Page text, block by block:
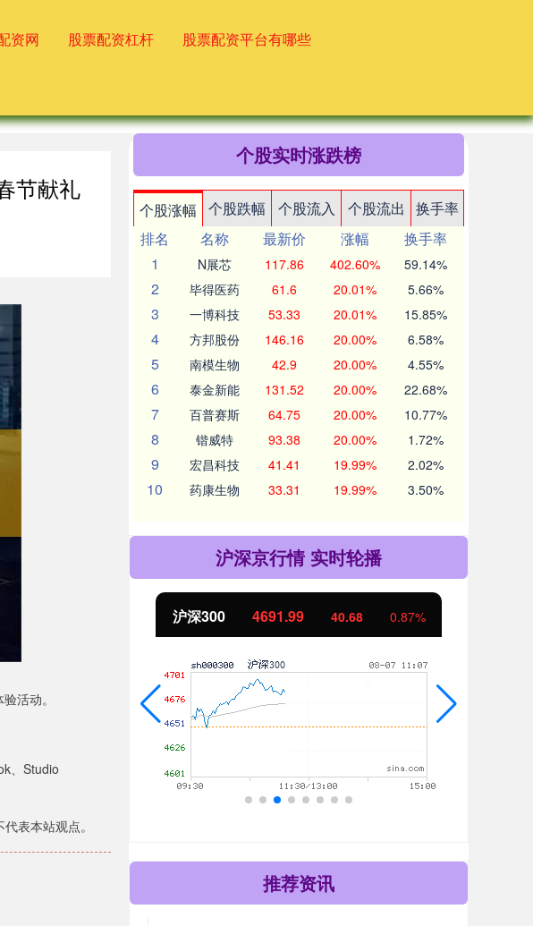
资网 股票配资杠杆 股票配资平台有哪些
节献礼
活动。
、Studio
表本站观点。
个股实时涨跌榜
个股涨幅 个股跌幅 个股流入 个股流出
换手率
排名
名称 最新价 涨幅
换手率
1
N展芯 117.86 402.60% 59.14%
2 毕得医药 61.6 20.01% 5.66%
3 一博科技 53.33 20.01% 15.85%
4 方邦股份 146.16 20.00% 6.58%
5 南模生物 42.9 20.00% 4.55%
6 泰金新能 131.52 20.00% 22.68%
7 百普赛斯 64.75 20.00% 10.77%
8 锴威特 93.38 20.00% 1.72%
9 宏昌科技 41.41 19.99% 2.02%
10 药康生物 33.31 19.99% 3.50%
沪深京行情 实时轮播
4691.99 40.68 0.87% 北证50
推荐资讯